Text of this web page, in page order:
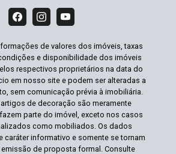
de valores dos imóveis, taxas
e disponibilidade dos imóveis
respectivos proprietários na data do
em nosso site e podem ser alteradas a
sem comunicação prévia à imobiliária.
de decoração são meramente
parte do imóvel, exceto nos casos
como mobiliados. Os dados
caráter informativo e somente se tornam
de proposta formal. Consulte